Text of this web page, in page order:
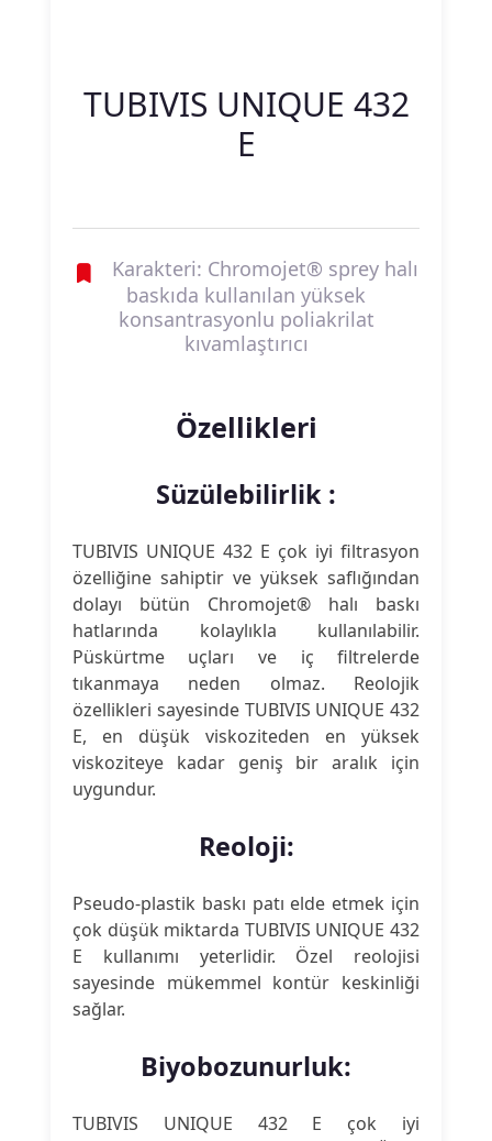
TUBIVIS UNIQUE 432
E
Karakteri: Chromojet® sprey halı
baskıda kullanılan yüksek
konsantrasyonlu poliakrilat
kıvamlaştırıcı
Özellikleri
Süzülebilirlik :
TUBIVIS UNIQUE 432 E çok iyi filtrasyon
özelliğine sahiptir ve yüksek saflığından
dolayı bütün Chromojet® halı baskı
hatlarında kolaylıkla kullanılabilir.
Püskürtme uçları ve iç filtrelerde
tıkanmaya neden olmaz. Reolojik
özellikleri sayesinde TUBIVIS UNIQUE 432
E, en düşük viskoziteden en yüksek
viskoziteye kadar geniş bir aralık için
uygundur.
Reoloji:
Pseudo-plastik baskı patı elde etmek için
çok düşük miktarda TUBIVIS UNIQUE 432
E kullanımı yeterlidir. Özel reolojisi
sayesinde mükemmel kontür keskinliği
sağlar.
Biyobozunurluk:
TUBIVIS UNIQUE 432 E çok iyi